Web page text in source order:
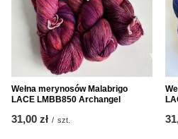
Wełna merynosów Malabrigo
LACE LMBB850 Archangel
31,00 zł / szt.